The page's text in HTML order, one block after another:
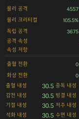
물리 공격 4557
물리 크리티컬 105.5%
독립 공격 3675
공격 속성
속성 저항
출혈 전환 0
화상 전환 0
출혈 내성 30.5 중독 내성
감전 내성 30.5 빙결 내성
기절 내성 30.5 저주 내성
석화 내성 30.5 수면 내성